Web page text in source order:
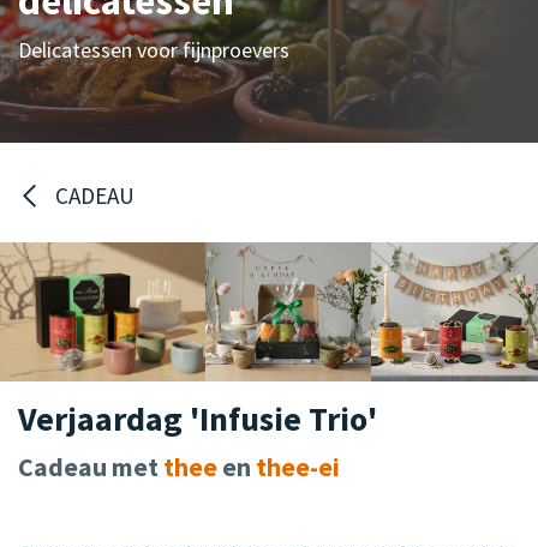
Delicatessen voor fijnproevers
CADEAU
Verjaardag 'Infusie Trio'
Cadeau mettheeen thee-ei